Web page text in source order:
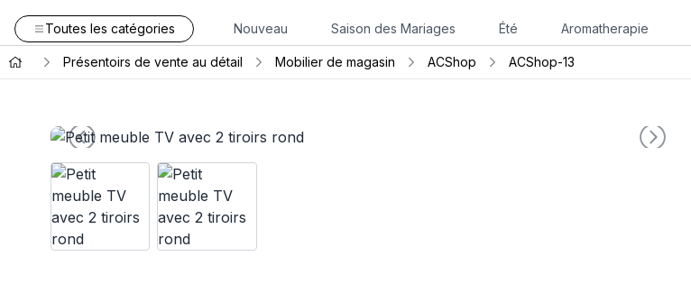
Toutes les catégories Nouveau Saison des Mariages Été Aromatherapie
Présentoirs de vente au détail Mobilier de magasin ACShop ACShop-13